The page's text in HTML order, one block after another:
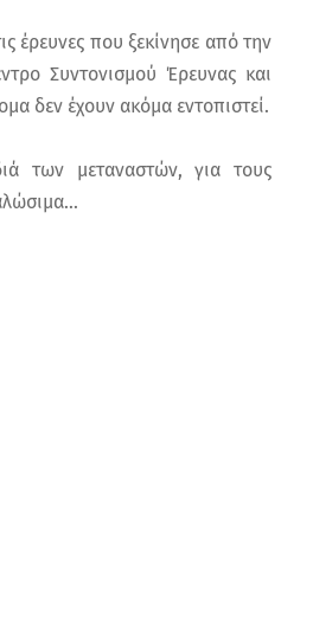
έρευνες που ξεκίνησε από την
Συντονισμού Έρευνας και
δεν έχουν ακόμα εντοπιστεί.
των μεταναστών, για τους